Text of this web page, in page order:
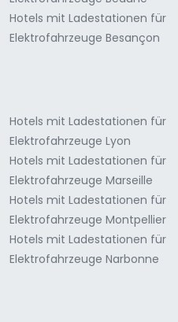
Hotels mit Ladestationen für
Elektrofahrzeuge Besançon
Hotels mit Ladestationen für
Elektrofahrzeuge Lyon
Hotels mit Ladestationen für
Elektrofahrzeuge Marseille
Hotels mit Ladestationen für
Elektrofahrzeuge Montpellier
Hotels mit Ladestationen für
Elektrofahrzeuge Narbonne